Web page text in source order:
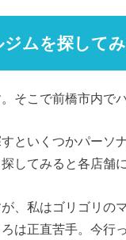
ムを探して
そこで前橋市内で
といくつかパーソ
してみると各店舗
、私はゴリゴリの
は正直苦手。今